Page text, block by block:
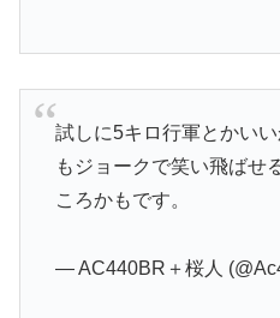
試しに5キロ行軍とかい
もジョークで笑い飛ばせ
ころかもです。
— AC440BR＋桜人